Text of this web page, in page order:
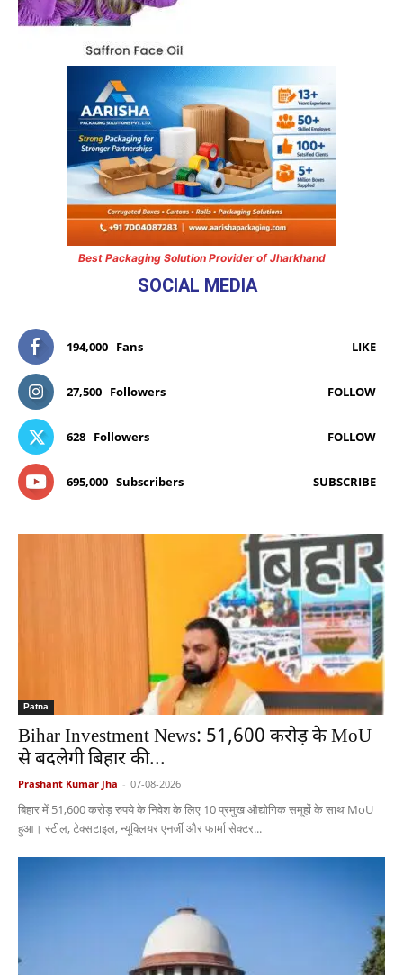
Best Packaging Solution Provider of Jharkhand
SOCIAL MEDIA
194,000 Fans LIKE
27,500 Followers FOLLOW
628 Followers FOLLOW
695,000 Subscribers SUBSCRIBE
Patna
Bihar Investment News: 51,600 करोड़ के MoU
से बदलेगी बिहार की...
Prashant Kumar Jha - 07-08-2026
बिहार में 51,600 करोड़ रुपये के निवेश के लिए 10 प्रमुख औद्योगिक समूहों के साथ MoU
हुआ। स्टील, टेक्सटाइल, न्यूक्लियर एनर्जी और फार्मा सेक्टर...